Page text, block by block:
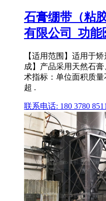
石膏绷带（粘
有限公司_功能
【适用范围】适用于
成】产品采用天然石
术指标：单位面积质量
超 .
联系电话: 180 3780 8511